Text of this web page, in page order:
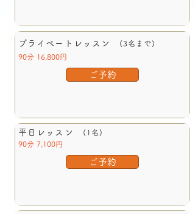
プライベートレッスン
(3名まで)
90分 16,800円
ご予約
平日レッスン
(1名)
90分 7,100円
ご予約